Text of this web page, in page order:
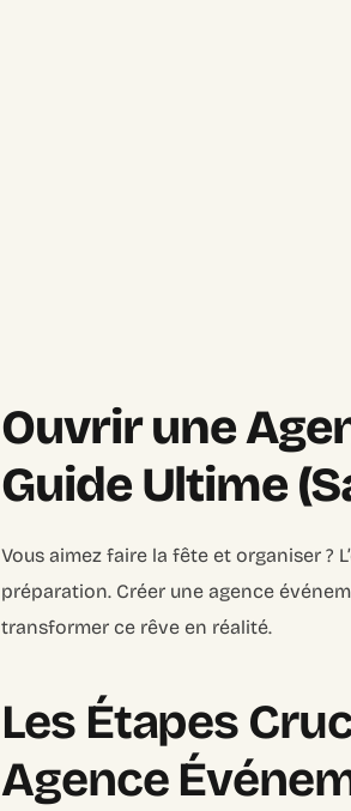
Ouvrir une
Guide Ultime
Vous aimez faire la fête et organiser ?
préparation. Créer une agence
transformer ce rêve en réalité.
Les Étapes
Agence